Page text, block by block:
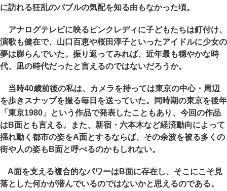
に訪れる狂乱のバブルの気配を知る由もなかった頃。
アナログテレビに映るピンクレディに子どもたちは釘付け、
演歌も健在で、山口百恵や桜田淳子といったアイドルに少女の
夢は膨らんでいた。振り返ってみれば、近年最も穏やかな時
代、凪の時代だったと言えるのではないだろうか。
当時40歳前後の私は、カメラを持っては東京の中心・周辺
を歩きスナップを撮る毎日を送っていた。同時期の東京を後年
「東京1980」という作品で発表したこともあり、今回の作品
はB面とも言える。また、新宿・六本木など経済動向によって
揺れ動く都市の姿をA面とするならば、その余波を被る多くの
街や人の姿もB面と呼べるのかもしれない。
A面を支える複合的なパワーはB面に存在し、そこにこそ見
落とした何かが潜んでいるのではないかと思えるのである。